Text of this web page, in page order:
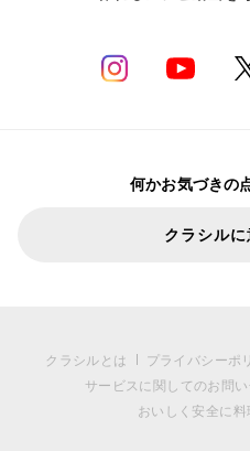
何かお気づきの
クラシル
クラシルとは プライバシーポ
サービスに関してのお問
おいしく安全に